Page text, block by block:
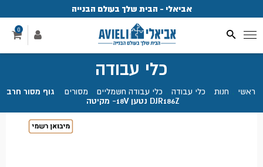
אביאלי - הבית שלך בעולם הבנייה
0
כלי עבודה
ראשי חנות כלי עבודה כלי עבודה חשמליים מסורים
גוף מסור חרב
DJR186Z נטען 18V- מקיטה